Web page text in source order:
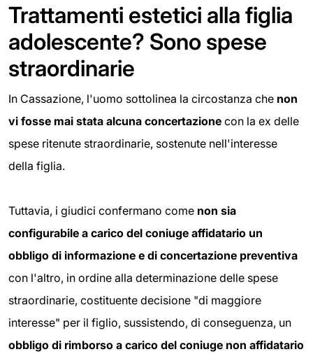
Trattamenti estetici alla figlia
adolescente? Sono spese
straordinarie
In Cassazione, l'uomo sottolinea la circostanza che non
vi fosse mai stata alcuna concertazione con la ex delle
spese ritenute straordinarie, sostenute nell'interesse
della figlia.
Tuttavia, i giudici confermano come non sia
configurabile a carico del coniuge affidatario un
obbligo di informazione e di concertazione preventiva
con l'altro, in ordine alla determinazione delle spese
straordinarie, costituente decisione "di maggiore
interesse" per il figlio, sussistendo, di conseguenza, un
obbligo di rimborso a carico del coniuge non affidatario